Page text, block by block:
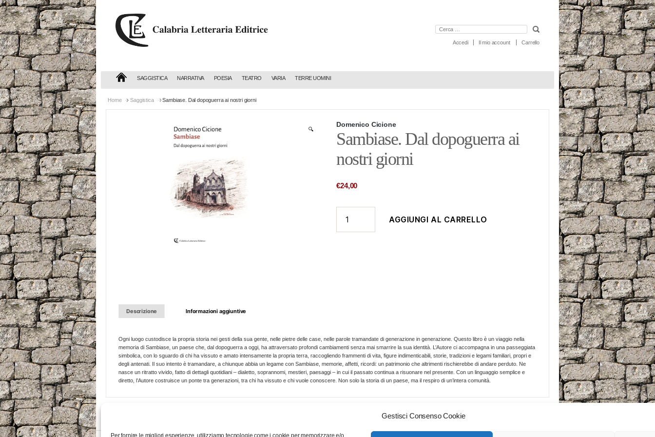
Gestisci Consenso Cookie
Per fornire le migliori esperienze, utilizziamo tecnologie come i cookie per memorizzare e/o
Cerca:
Accedi Il mio account Carrello
SAGGISTICA NARRATIVA POESIA TEATRO VARIA TERRE UOMINI
Home Saggistica Sambiase. Dal dopoguerra ai nostri giorni
🔍
Domenico Cicione
Sambiase. Dal dopoguerra ai
nostri giorni
€24,00
Dal
AGGIUNGI AL CARRELLO
Descrizione Informazioni aggiuntive
Ogni luogo custodisce la propria storia nei gesti della sua gente, nelle pietre delle case, nelle parole tramandate di generazione in generazione. Questo libro è un viaggio nella
memoria di Sambiase, un paese che, dal dopoguerra a oggi, ha attraversato profondi cambiamenti senza mai smarrire la sua identità. L’Autore ci accompagna in una passeggiata
simbolica, con lo sguardo di chi ha vissuto e amato intensamente la propria terra, raccogliendo frammenti di vita, figure indimenticabili, storie, tradizioni e legami familiari, propri e
degli antenati. Il suo intento è tramandare, a chiunque abbia un legame con Sambiase, memorie, affetti, ricordi: un patrimonio che altrimenti rischierebbe di andare perduto. Ne
nasce un ritratto vivido, fatto di dettagli quotidiani – dialetto, soprannomi, mestieri, paesaggi – in cui il passato continua a risuonare nel presente. Con un linguaggio semplice e
diretto, l’Autore costruisce un ponte tra generazioni, tra chi ha vissuto e chi vuole conoscere. Non solo la storia di un paese, ma il respiro di un’intera comunità.